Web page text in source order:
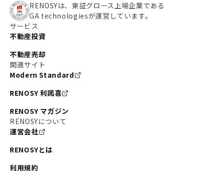
RENOSYは、東証グロース上場企業である
GA technologiesが運営しています。
サービス
不動産投資
不動産売却
関連サイト
Modern Standard
RENOSY 利諾喜
RENOSY マガジン
RENOSYについて
運営会社
RENOSYとは
利用規約